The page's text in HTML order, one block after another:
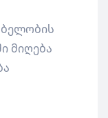
მიღება